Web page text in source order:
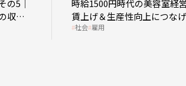
時給1500円時代の美容室経営 その4｜
賃上げ＆生産性向上につなげる賢い助